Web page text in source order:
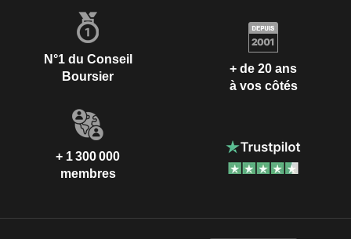
N°1 du Conseil
Boursier
+ de 20 ans
à vos côtés
+ 1 300 000
membres